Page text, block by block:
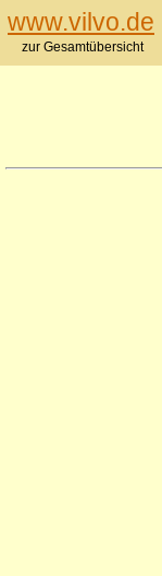
www.vilvo.de
zur Gesamtübersicht